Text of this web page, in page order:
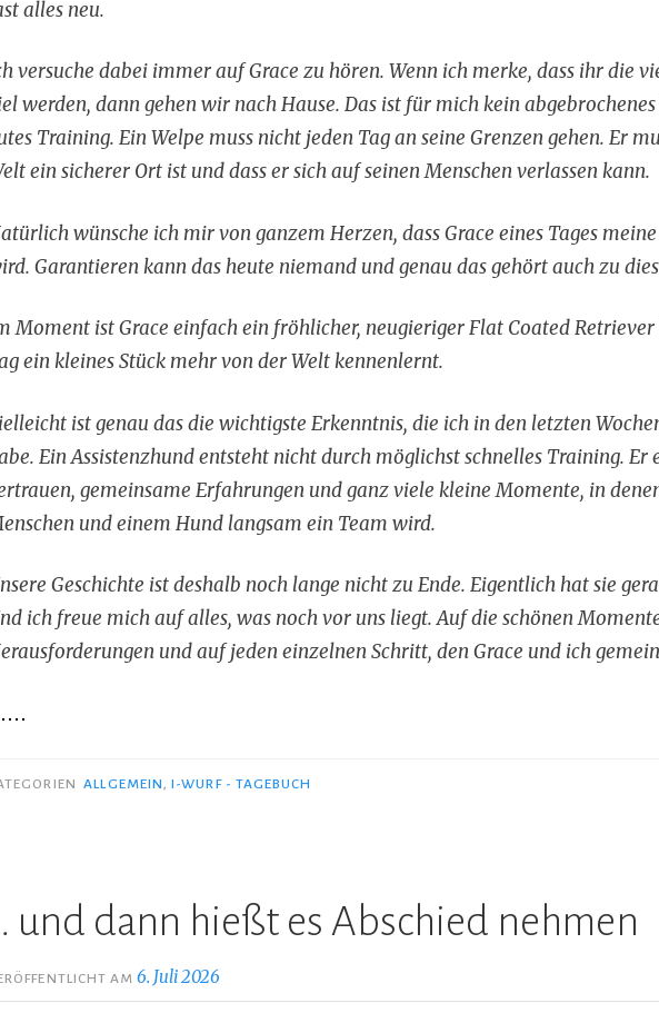
alles neu.
versuche dabei immer auf Grace zu hören. Wenn ich merke, dass ihr die
werden, dann gehen wir nach Hause. Das ist für mich kein
Training. Ein Welpe muss nicht jeden Tag an seine Grenzen gehen. Er
ein sicherer Ort ist und dass er sich auf seinen Menschen verlassen kann.
wünsche ich mir von ganzem Herzen, dass Grace eines Tages
Garantieren kann das heute niemand und genau das gehört auch zu
Moment ist Grace einfach ein fröhlicher, neugieriger Flat Coated Retriever
ein kleines Stück mehr von der Welt kennenlernt.
ist genau das die wichtigste Erkenntnis, die ich in den letzten
Ein Assistenzhund entsteht nicht durch möglichst schnelles Training. Er
gemeinsame Erfahrungen und ganz viele kleine Momente, in
und einem Hund langsam ein Team wird.
Geschichte ist deshalb noch lange nicht zu Ende. Eigentlich hat sie
ich freue mich auf alles, was noch vor uns liegt. Auf die schönen
und auf jeden einzelnen Schritt, den Grace und ich
ALLGEMEIN,I-WURF - TAGEBUCH
und dann hießt es Abschied nehmen
AM6. Juli 2026